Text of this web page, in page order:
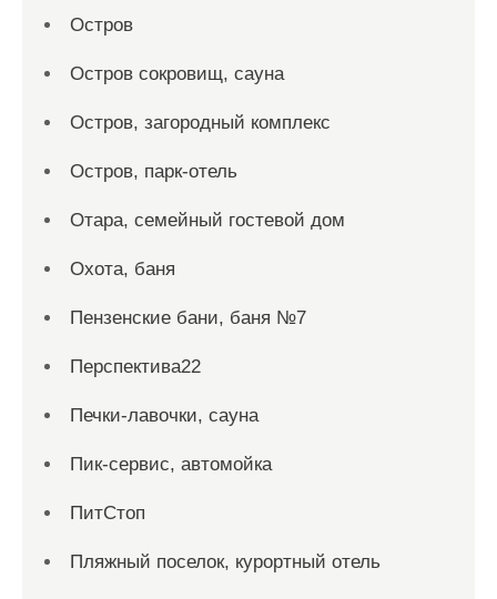
Остров
Остров сокровищ, сауна
Остров, загородный комплекс
Остров, парк-отель
Отара, семейный гостевой дом
Охота, баня
Пензенские бани, баня №7
Перспектива22
Печки-лавочки, сауна
Пик-сервис, автомойка
ПитСтоп
Пляжный поселок, курортный отель